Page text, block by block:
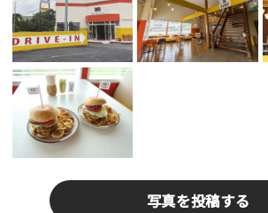
写真を投稿する